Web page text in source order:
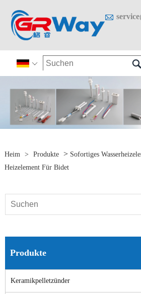

 
Heim > Produkte > Sofortiges
Heizelement Für Bidet
Produkte
Keramikpelletzünder